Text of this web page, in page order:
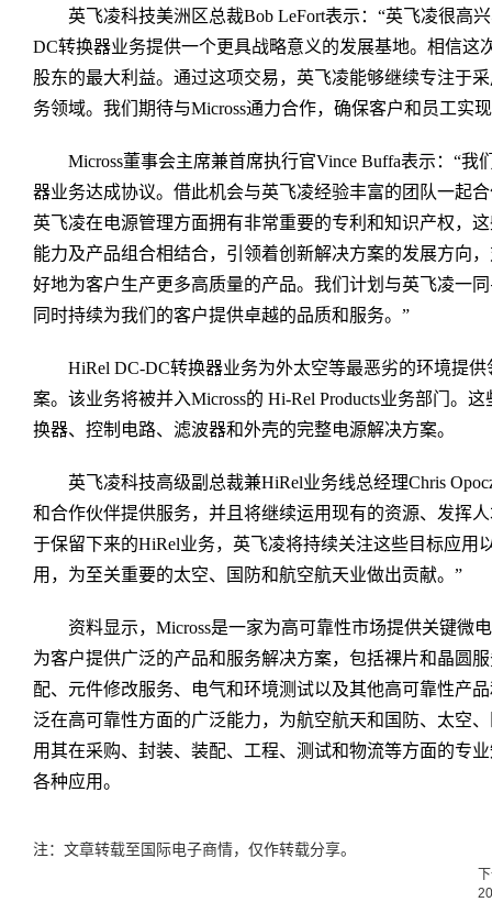
英飞凌科技美洲区总裁Bob LeFort表示：“英飞凌很高
DC转换器业务提供一个更具战略意义的发展基地。相信这
股东的最大利益。通过这项交易，英飞凌能够继续专注于
务领域。我们期待与Micross通力合作，确保客户和员工实
Micross董事会主席兼首席执行官Vince Buffa表示：“
器业务达成协议。借此机会与英飞凌经验丰富的团队一起
英飞凌在电源管理方面拥有非常重要的专利和知识产权，
能力及产品组合相结合，引领着创新解决方案的发展方向
好地为客户生产更多高质量的产品。我们计划与英飞凌一
同时持续为我们的客户提供卓越的品质和服务。”
HiRel DC-DC转换器业务为外太空等最恶劣的环境提
案。该业务将被并入Micross的 Hi-Rel Products业务部门。
换器、控制电路、滤波器和外壳的完整电源解决方案。
英飞凌科技高级副总裁兼HiRel业务线总经理Chris
和合作伙伴提供服务，并且将继续运用现有的资源、发挥
于保留下来的HiRel业务，英飞凌将持续关注这些目标应用
用，为至关重要的太空、国防和航空航天业做出贡献。”
资料显示，Micross是一家为高可靠性市场提供关键微
为客户提供广泛的产品和服务解决方案，包括裸片和晶圆
配、元件修改服务、电气和环境测试以及其他高可靠性产
泛在高可靠性方面的广泛能力，为航空航天和国防、太空
用其在采购、封装、装配、工程、测试和物流等方面的专
各种应用。
注：文章转载至国际电子商情，仅作转载分享。